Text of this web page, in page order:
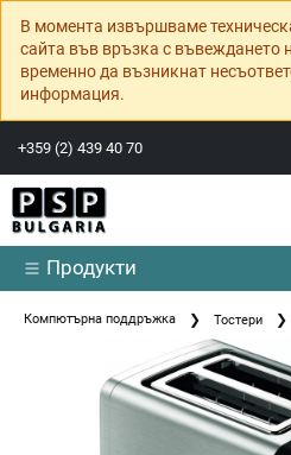
В момента извършваме
сайта във връзка с въвеждането
временно да възникнат
информация.
+359 (2) 439 40 70
Продукти
Компютърна поддръжка Тостери